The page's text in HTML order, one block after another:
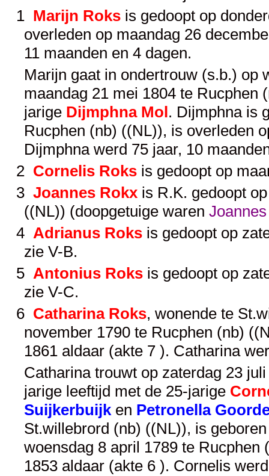
1 Marijn Roks is gedoopt op
overleden op maandag 26
11 maanden en 4 dagen.
Marijn gaat in ondertrouw (s.b.) op
maandag 21 mei 1804 te Rucphen
jarige Dijmphna Mol. Dijmphna is
Rucphen (nb) ((NL)), is overleden
Dijmphna werd 75 jaar, 10
2 Cornelis Roks is gedoopt op
3 Joannes Rokx is R.K. gedoopt
((NL)) (doopgetuige waren
4 Adrianus Roks is gedoopt op
zie V-B.
5 Antonius Roks is gedoopt op
zie V-C.
6 Catharina Roks, wonende te
november 1790 te Rucphen (nb)
1861 aldaar (akte 7 ). Catharina
Catharina trouwt op zaterdag 23
jarige leeftijd met de 25-jarige
Suijkerbuijken Petronella
St.willebrord (nb) ((NL)), is
woensdag 8 april 1789 te
1853 aldaar (akte 6 ). Cornelis